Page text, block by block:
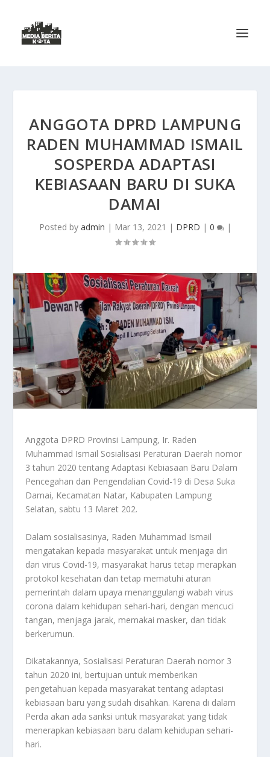
ANGGOTA DPRD LAMPUNG
RADEN MUHAMMAD ISMAIL
SOSPERDA ADAPTASI
KEBIASAAN BARU DI SUKA
DAMAI
Posted by admin | Mar 13, 2021 | DPRD | 0 |
Anggota DPRD Provinsi Lampung, Ir. Raden
Muhammad Ismail Sosialisasi Peraturan Daerah nomor
3 tahun 2020 tentang Adaptasi Kebiasaan Baru Dalam
Pencegahan dan Pengendalian Covid-19 di Desa Suka
Damai, Kecamatan Natar, Kabupaten Lampung
Selatan, sabtu 13 Maret 202.
Dalam sosialisasinya, Raden Muhammad Ismail
mengatakan kepada masyarakat untuk menjaga diri
dari virus Covid-19, masyarakat harus tetap merapkan
protokol kesehatan dan tetap mematuhi aturan
pemerintah dalam upaya menanggulangi wabah virus
corona dalam kehidupan sehari-hari, dengan mencuci
tangan, menjaga jarak, memakai masker, dan tidak
berkerumun.
Dikatakannya, Sosialisasi Peraturan Daerah nomor 3
tahun 2020 ini, bertujuan untuk memberikan
pengetahuan kepada masyarakat tentang adaptasi
kebiasaan baru yang sudah disahkan. Karena di dalam
Perda akan ada sanksi untuk masyarakat yang tidak
menerapkan kebiasaan baru dalam kehidupan sehari-
hari.